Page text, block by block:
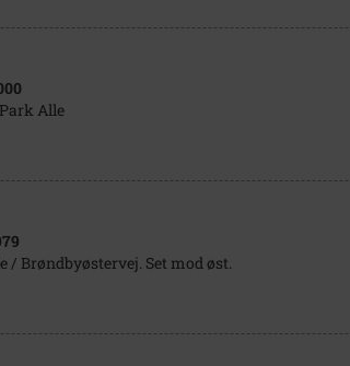
Alle
/ Brøndbyøstervej. Set mod øst.